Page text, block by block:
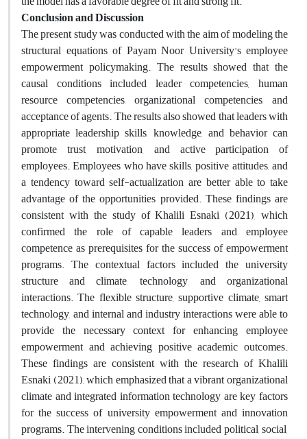
Conclusion and Discussion
The present study was conducted with the aim of modeling the
structural equations of Payam Noor University's employee
empowerment policymaking. The results showed that the
causal conditions included leader competencies, human
resource competencies, organizational competencies, and
acceptance of agents. The results also showed that leaders with
appropriate leadership skills, knowledge, and behavior can
promote trust, motivation, and active participation of
employees. Employees who have skills, positive attitudes, and
a tendency toward self-actualization are better able to take
advantage of the opportunities provided. These findings are
consistent with the study of Khalili Esnaki (2021), which
confirmed the role of capable leaders and employee
competence as prerequisites for the success of empowerment
programs. The contextual factors included the university
structure and climate, technology, and organizational
interactions. The flexible structure, supportive climate, smart
technology, and internal and industry interactions were able to
provide the necessary context for enhancing employee
empowerment and achieving positive academic outcomes.
These findings are consistent with the research of Khalili
Esnaki (2021), which emphasized that a vibrant organizational
climate and integrated information technology are key factors
for the success of university empowerment and innovation
programs. The intervening conditions included political, social,